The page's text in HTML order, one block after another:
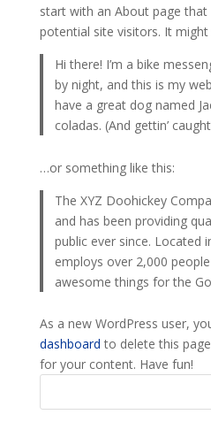
start with an About page
potential site visitors. It
Hi there! I’m a bike
by night, and this is my
have a great dog named
coladas. (And gettin’
…or something like this:
The XYZ Doohickey
and has been providing
public ever since. Located
employs over 2,000
awesome things for the
As a new WordPress user,
dashboard to delete this
for your content. Have fun!